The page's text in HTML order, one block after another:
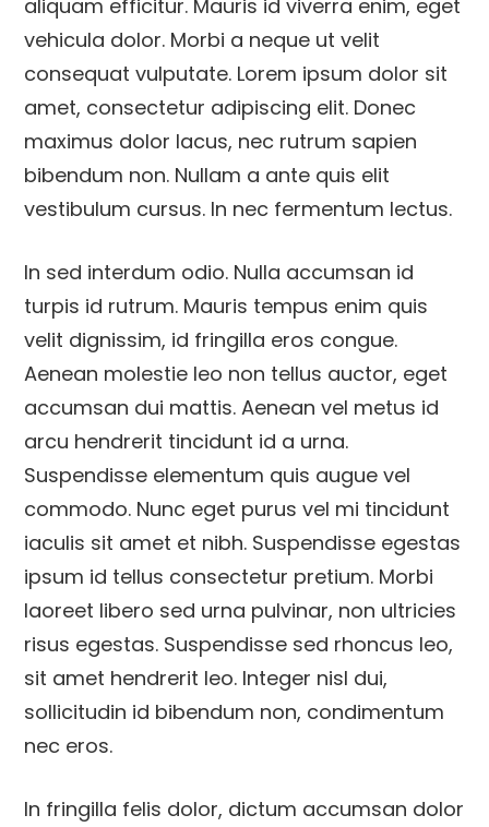
aliquam efficitur. Mauris id viverra enim, eget
vehicula dolor. Morbi a neque ut velit
consequat vulputate. Lorem ipsum dolor sit
amet, consectetur adipiscing elit. Donec
maximus dolor lacus, nec rutrum sapien
bibendum non. Nullam a ante quis elit
vestibulum cursus. In nec fermentum lectus.
In sed interdum odio. Nulla accumsan id
turpis id rutrum. Mauris tempus enim quis
velit dignissim, id fringilla eros congue.
Aenean molestie leo non tellus auctor, eget
accumsan dui mattis. Aenean vel metus id
arcu hendrerit tincidunt id a urna.
Suspendisse elementum quis augue vel
commodo. Nunc eget purus vel mi tincidunt
iaculis sit amet et nibh. Suspendisse egestas
ipsum id tellus consectetur pretium. Morbi
laoreet libero sed urna pulvinar, non ultricies
risus egestas. Suspendisse sed rhoncus leo,
sit amet hendrerit leo. Integer nisl dui,
sollicitudin id bibendum non, condimentum
nec eros.
In fringilla felis dolor, dictum accumsan dolor